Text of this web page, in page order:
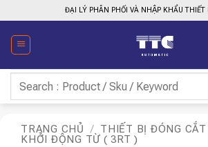
qua
nội
dung
ĐẠI LÝ PHÂN PHỐI VÀ NHẬP KHẨU THIẾT
kiếm:
TRANG CHỦ / THIẾT BỊ ĐÓNG CẮT
KHỞI ĐỘNG TỪ ( 3RT )